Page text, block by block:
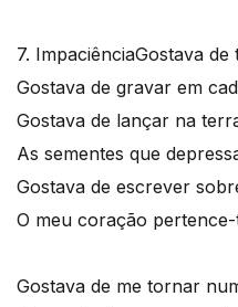
7. ImpaciênciaGostava de
Gostava de gravar em
Gostava de lançar na
As sementes que
Gostava de escrever
O meu coração
Gostava de me tornar